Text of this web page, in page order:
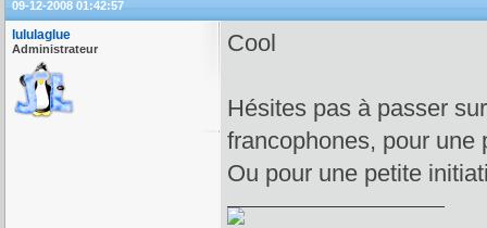
09-12-2008 01:42:57
lululaglue
Administrateur Cool
Hésites pas à passer
francophones, pour une
Ou pour une petite